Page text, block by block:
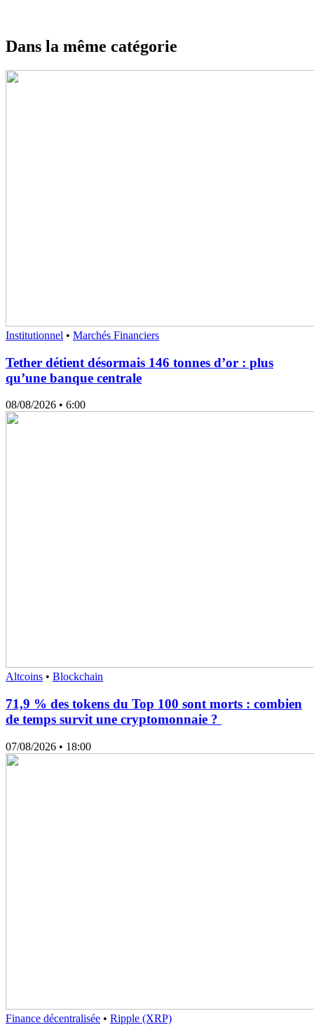
Dans la même catégorie
Institutionnel • Marchés Financiers
Tether détient désormais 146 tonnes d’or : plus
qu’une banque centrale
08/08/2026 • 6:00
Altcoins • Blockchain
71,9 % des tokens du Top 100 sont morts : combien
de temps survit une cryptomonnaie ?
07/08/2026 • 18:00
Finance décentralisée • Ripple (XRP)